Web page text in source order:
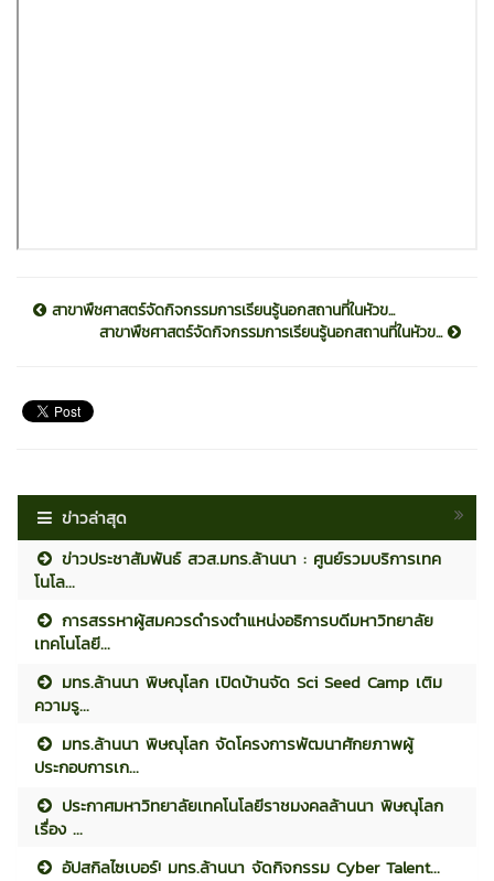
สาขาพืชศาสตร์จัดกิจกรรมการเรียนรู้นอกสถานที่ในหัวข...
สาขาพืชศาสตร์จัดกิจกรรมการเรียนรู้นอกสถานที่ในหัวข...
ข่าวล่าสุด
ข่าวประชาสัมพันธ์ สวส.มทร.ล้านนา : ศูนย์รวมบริการเทค
โนโล...
การสรรหาผู้สมควรดำรงตำแหน่งอธิการบดีมหาวิทยาลัย
เทคโนโลยี...
มทร.ล้านนา พิษณุโลก เปิดบ้านจัด Sci Seed Camp เติม
ความรู...
มทร.ล้านนา พิษณุโลก จัดโครงการพัฒนาศักยภาพผู้
ประกอบการเก...
ประกาศมหาวิทยาลัยเทคโนโลยีราชมงคลล้านนา พิษณุโลก
เรื่อง ...
อัปสกิลไซเบอร์! มทร.ล้านนา จัดกิจกรรม Cyber Talent...